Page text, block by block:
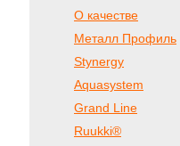
О качестве
Металл Профиль
Stynergy
Aquasystem
Grand Line
Ruukki®